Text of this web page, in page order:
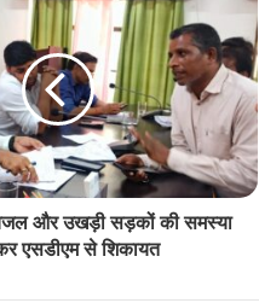
और उखड़ी सड़कों की समस्या
एसडीएम से शिकायत